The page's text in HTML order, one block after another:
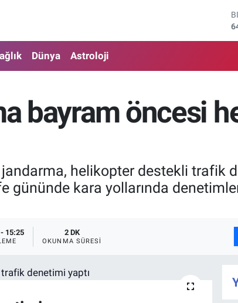
Dünya Astroloji
bayram öncesi
helikopter destekli trafik
gününde kara yollarında
15:25 2 DK
OKUNMA SÜRESI